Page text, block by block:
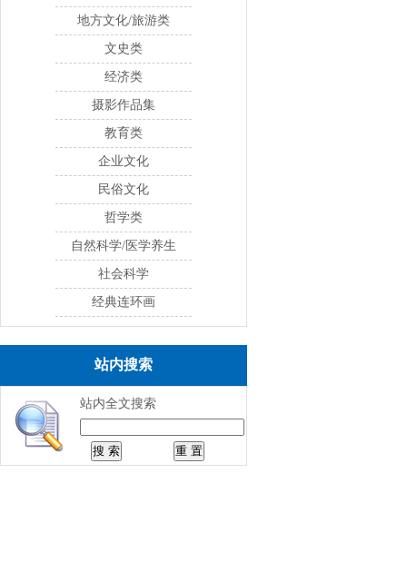
地方文化/旅游类
文史类
经济类
摄影作品集
教育类
企业文化
民俗文化
哲学类
自然科学/医学养生
社会科学
经典连环画
站内搜索
站内全文搜索